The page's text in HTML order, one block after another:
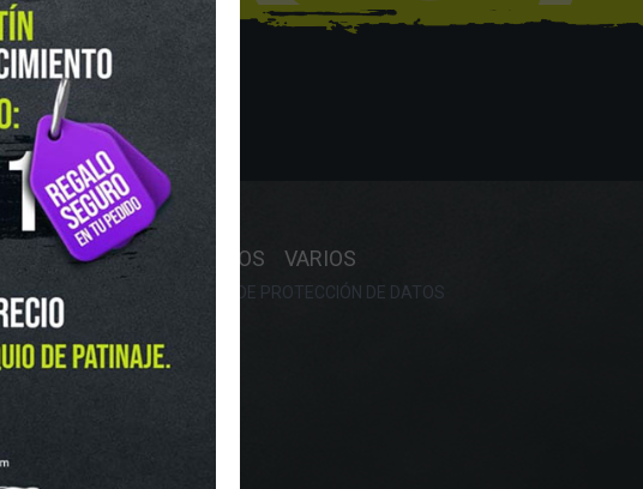
SITUACIÓN Y HORARIO
ACCESORIOS RECAMBIOS VARIOS
DE COOKIES POLÍTICA DE PROTECCIÓN DE DATOS